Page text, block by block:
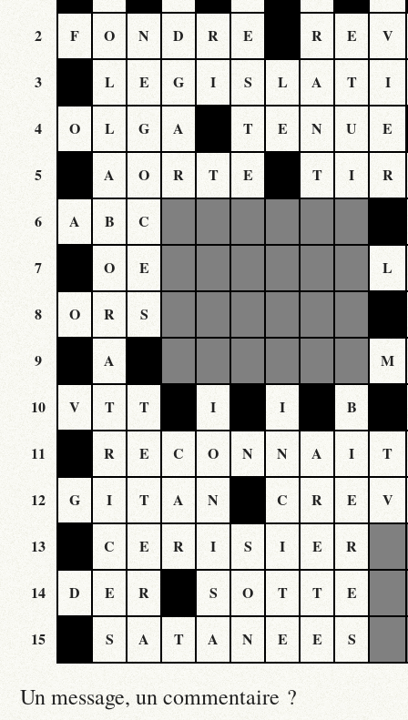
2 F O N D R E R E V
3 L E G I S L A T I
4 O L G A T E N U E
5 A O R T E T I R
6 A B C
7 O E L
8 O R S
9 A M
10 V T T I I B
11 R E C O N N A I T
12 G I T A N C R E V
13 C E R I S I E R
14 D E R S O T T E
15 S A T A N E E S
Un message, un commentaire ?